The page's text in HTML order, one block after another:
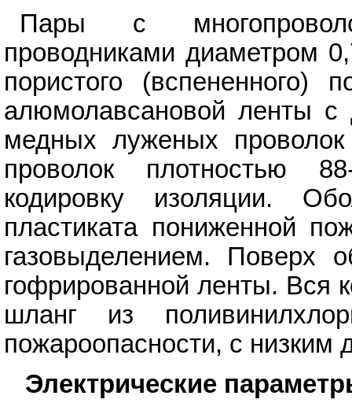
Пары с
проводниками диаметром
пористого
алюмолавсановой ленты
медных луженых
проволок плотностью
кодировку изоляции.
пластиката пониженной
газовыделением. Поверх
гофрированной ленты. Вся
шланг из
пожароопасности, с
Электрические